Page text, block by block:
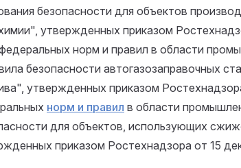
безопасности для объектов
утвержденных приказом
норм и правил в области
безопасности автогазозаправочных
утвержденных приказом
норм и правил в области
для объектов, использующих
приказом Ростехнадзора от 15